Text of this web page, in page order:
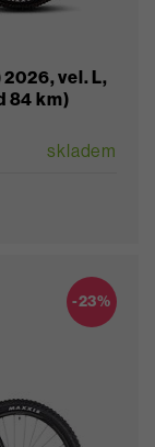
vel. L,
84 km)
skladem
-23%